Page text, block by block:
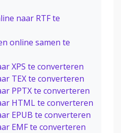
naar RTF te
online samen te
XPS te converteren
TEX te converteren
PPTX te converteren
HTML te converteren
EPUB te converteren
EMF te converteren